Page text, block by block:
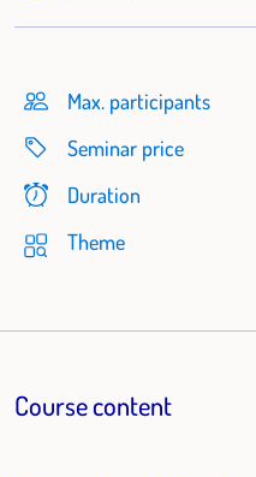
Max. participants
Seminar price
Duration
Theme
Course content